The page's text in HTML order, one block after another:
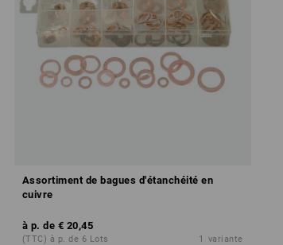
Assortiment de bagues d'étanchéité en
cuivre
à p. de € 20,45
(TTC) à p. de 6 Lots 1 variante